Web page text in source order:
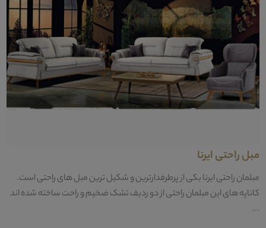
مبل راحتی ایرنا
مبلمان راحتی ایرنا یکی از پرطرفدارترین و شکیل ترین مبل های راحتی است.
کاناپه های این مبلمان راحتی از دو ردیف تشک ضخیم و راحت ساخته شده اند
...